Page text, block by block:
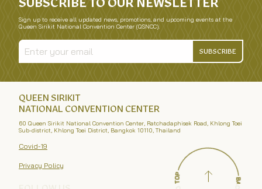
SUBSCRIBE TO OUR NEWSLETTER
Sign up to receive all updated news, promotions, and upcoming events at the
Queen Sirikit National Convention Center (QSNCC).
SUBSCRIBE
QUEEN SIRIKIT
NATIONAL CONVENTION CENTER
60 Queen Sirikit National Convention Center, Ratchadaphisek Road, Khlong Toei
Sub-district, Khlong Toei District, Bangkok 10110, Thailand
Covid-19
Privacy Policy